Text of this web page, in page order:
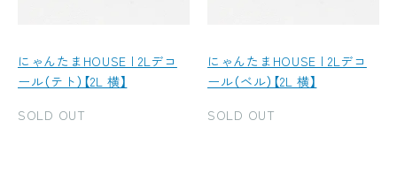
にゃんたまHOUSE | 2Lデコ
ール（テト）【2L 横】
SOLD OUT
にゃんたまHOUSE | 2Lデコ
ール（ベル）【2L 横】
SOLD OUT